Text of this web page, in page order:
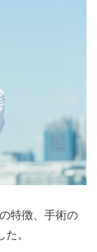
特徴、手術の
。